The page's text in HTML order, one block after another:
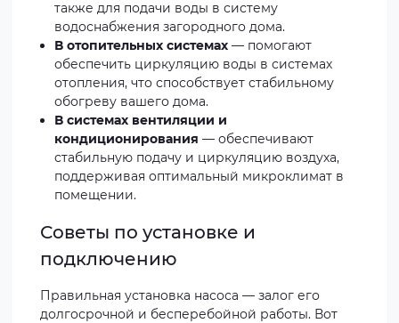
также для подачи воды в систему
водоснабжения загородного дома.
В отопительных системах — помогают
обеспечить циркуляцию воды в системах
отопления, что способствует стабильному
обогреву вашего дома.
В системах вентиляции и
кондиционирования — обеспечивают
стабильную подачу и циркуляцию воздуха,
поддерживая оптимальный микроклимат в
помещении.
Советы по установке и
подключению
Правильная установка насоса — залог его
долгосрочной и бесперебойной работы. Вот